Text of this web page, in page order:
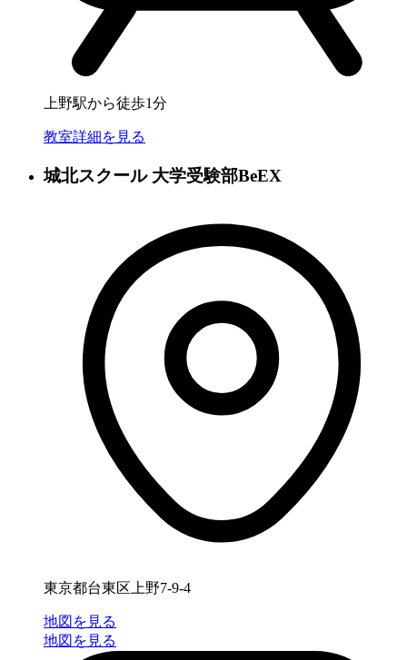
上野駅から徒歩1分
教室詳細を見る
城北スクール 大学受験部BeEX
東京都台東区上野7-9-4
地図を見る
地図を見る